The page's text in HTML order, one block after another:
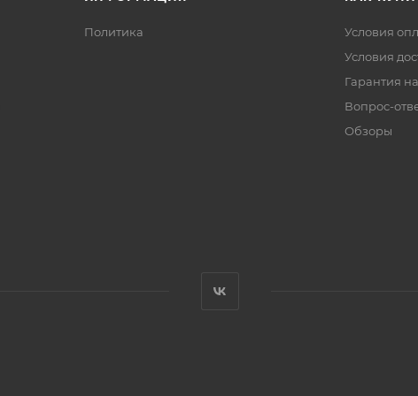
Политика
Условия
Условия
Гарантия
Вопрос-
Обзоры